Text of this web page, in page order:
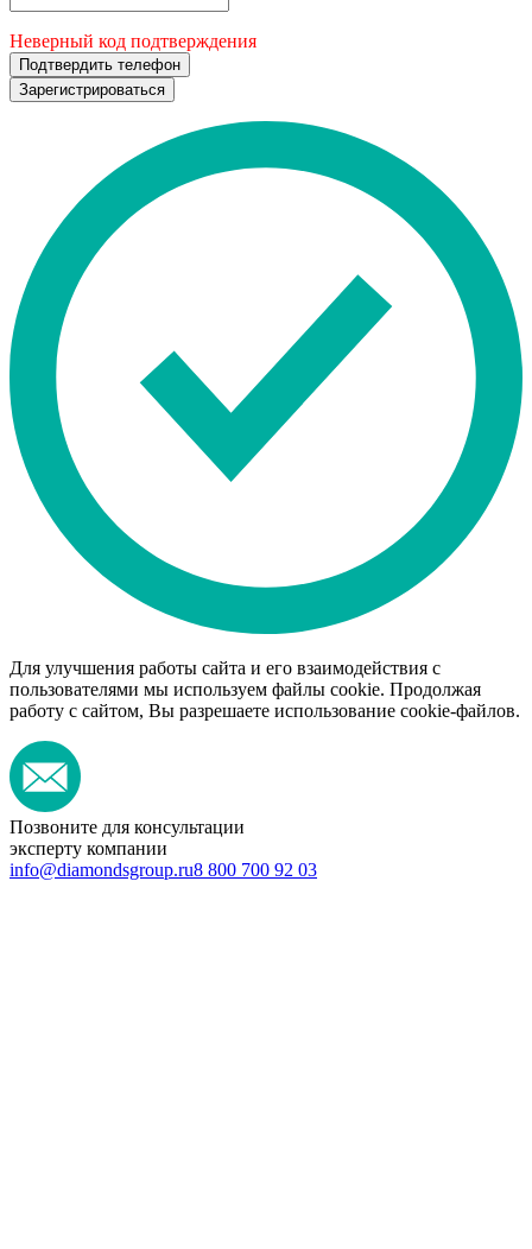
Неверный код подтверждения
Подтвердить телефон
Зарегистрироваться
Для улучшения работы сайта и его взаимодействия с
пользователями мы используем файлы cookie. Продолжая
работу с сайтом, Вы разрешаете использование cookie-файлов.
Позвоните для консультации
эксперту компании
info@diamondsgroup.ru8 800 700 92 03